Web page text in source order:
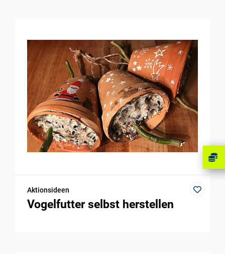
Aktionsideen
Vogelfutter selbst herstellen